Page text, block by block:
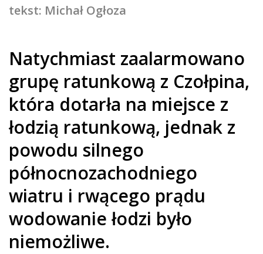
tekst: Michał Ogłoza
Natychmiast zaalarmowano
grupę ratunkową z Czołpina,
która dotarła na miejsce z
łodzią ratunkową, jednak z
powodu silnego
północnozachodniego
wiatru i rwącego prądu
wodowanie łodzi było
niemożliwe.